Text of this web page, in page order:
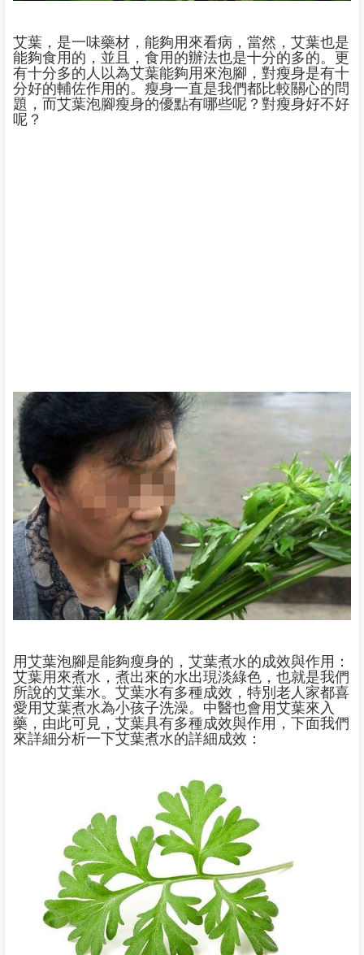
艾葉，是一味藥材，能夠用來看病，當然，艾葉也是
能夠食用的，並且，食用的辦法也是十分的多的。更
有十分多的人以為艾葉能夠用來泡腳，對瘦身是有十
分好的輔佐作用的。瘦身一直是我們都比較關心的問
題，而艾葉泡腳瘦身的優點有哪些呢？對瘦身好不好
呢？
用艾葉泡腳是能夠瘦身的，艾葉煮水的成效與作用：
艾葉用來煮水，煮出來的水出現淡綠色，也就是我們
所說的艾葉水。艾葉水有多種成效，特別老人家都喜
愛用艾葉煮水為小孩子洗澡。中醫也會用艾葉來入
藥，由此可見，艾葉具有多種成效與作用，下面我們
來詳細分析一下艾葉煮水的詳細成效：